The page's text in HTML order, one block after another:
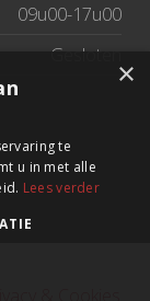
09u00-17u00
Gesloten
×
te
u in met alle
Lees verder